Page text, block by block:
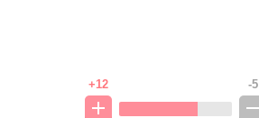
+12 -5